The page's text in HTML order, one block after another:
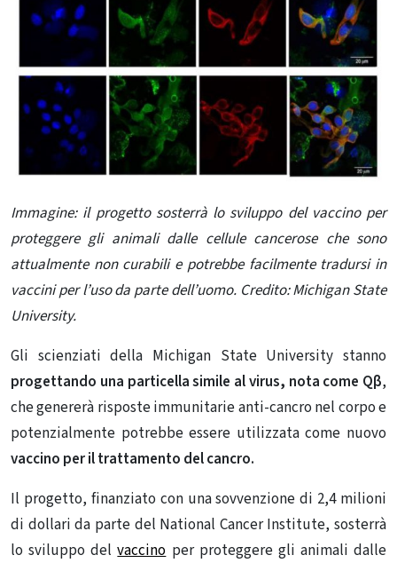
Immagine: il progetto sosterrà lo sviluppo del vaccino per
proteggere gli animali dalle cellule cancerose che sono
attualmente non curabili e potrebbe facilmente tradursi in
vaccini per l’uso da parte dell’uomo. Credito: Michigan State
University.
Gli scienziati della Michigan State University stanno
progettando una particella simile al virus, nota come Qβ,
che genererà risposte immunitarie anti-cancro nel corpo e
potenzialmente potrebbe essere utilizzata come nuovo
vaccino per il trattamento del cancro.
Il progetto, finanziato con una sovvenzione di 2,4 milioni
di dollari da parte del National Cancer Institute, sosterrà
lo sviluppo delvaccinoper proteggere gli animali dalle